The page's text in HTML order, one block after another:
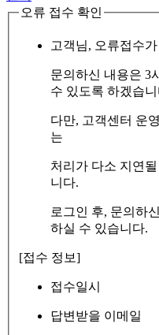
오류 접수 확인
고객님, 오류접수
문의하신 내용은 3
수 있도록 하겠습니
다만, 고객센터 운
는
처리가 다소 지연
니다.
로그인 후, 문의하
하실 수 있습니다.
[접수 정보]
접수일시
답변받을 이메일